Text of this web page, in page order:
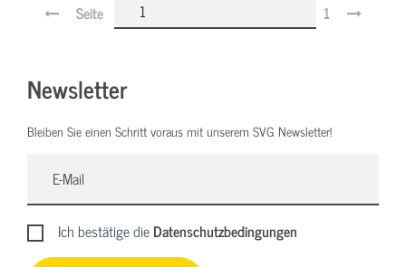
Seite 1
Newsletter
Bleiben Sie einen Schritt voraus mit unserem SVG Newsletter!
Ich bestätige dieDatenschutzbedingungen